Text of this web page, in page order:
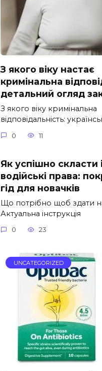
З якого віку настає
кримінальна
детальний огляд
З якого віку кримінальна
відповідальність:
0 11
Як успішно скласти
водійські права:
гід для новачків
Що потрібно щоб здати
Актуальна інструкція
0 23
UNCATEGORIZED